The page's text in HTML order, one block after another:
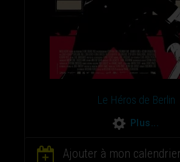
Le Héros de Berlin
Plus...
Ajouter à mon calendrier